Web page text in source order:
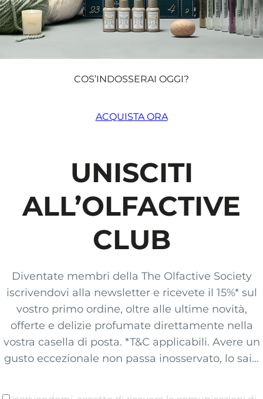
COS’INDOSSERAI OGGI?
ACQUISTA ORA
UNISCITI
ALL’OLFACTIVE
CLUB
Diventate membri della The Olfactive Society
iscrivendovi alla newsletter e ricevete il 15%* sul
vostro primo ordine, oltre alle ultime novità,
offerte e delizie profumate direttamente nella
vostra casella di posta. *T&C applicabili. Avere un
gusto eccezionale non passa inosservato, lo sai...